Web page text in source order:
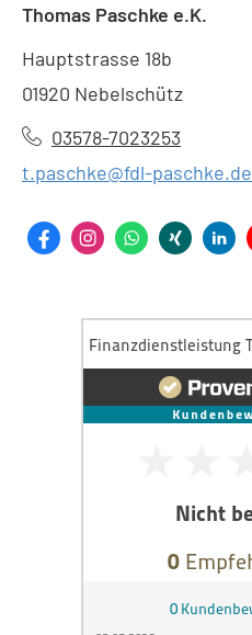
Thomas Paschke e.K.
Hauptstrasse 18b
01920 Nebelschütz
03578-7023253
t.paschke@fdl-paschke.de